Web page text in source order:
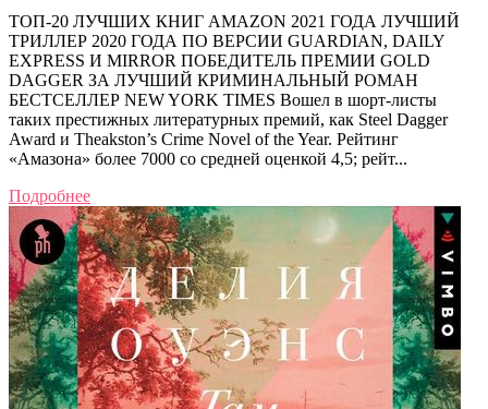
ТОП-20 ЛУЧШИХ КНИГ AMAZON 2021 ГОДА ЛУЧШИЙ
ТРИЛЛЕР 2020 ГОДА ПО ВЕРСИИ GUARDIAN, DAILY
EXPRESS И MIRROR ПОБЕДИТЕЛЬ ПРЕМИИ GOLD
DAGGER ЗА ЛУЧШИЙ КРИМИНАЛЬНЫЙ РОМАН
БЕСТСЕЛЛЕР NEW YORK TIMES Вошел в шорт-листы
таких престижных литературных премий, как Steel Dagger
Award и Theakston’s Crime Novel of the Year. Рейтинг
«Амазона» более 7000 со средней оценкой 4,5; рейт...
Подробнее